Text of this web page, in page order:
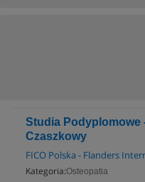
Studia Podyplomowe
Czaszkowy
FICO Polska - Flanders
Kategoria:Osteopatia